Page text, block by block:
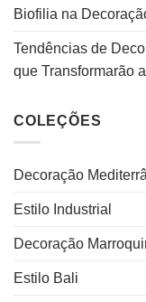
Biofilia na
Tendências de
que Transformarão
COLEÇÕES
Decoração
Estilo Industrial
Decoração
Estilo Bali